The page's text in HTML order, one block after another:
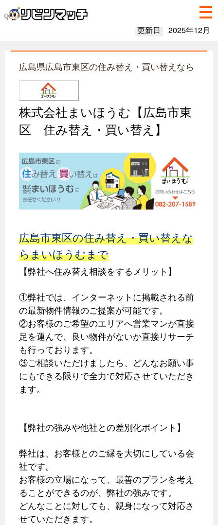
更新日 2025年12月
広島県広島市東区の住み替え・買い替えなら
株式会社まいほうむ【広島市東
区 住み替え・買い替え】
広島市東区の住み替え・買い替えな
らまいほうむまで
【弊社へ住み替え相談をするメリット】
①弊社では、インターネットに掲載される前
の最新物件情報のご提案が可能です。
②お客様のご希望のエリアへ営業マンが直接
足を運んで、良い物件がないか直接リサーチ
も行っております。
③ご相談いただけましたら、どんなお願い事
にもできる限りで全力で対応させていただき
ます。
【弊社の強みや他社との差別化ポイント】
弊社は、お客様とのご縁を大切にしている会
社です。
お客様の立場になって、最善のプランを考え
ることができるのが、弊社の強みです。
どんなことに対しても、親身になって対応さ
せていただきます。